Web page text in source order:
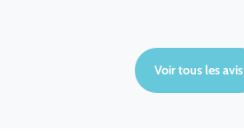
Voir tous les avis